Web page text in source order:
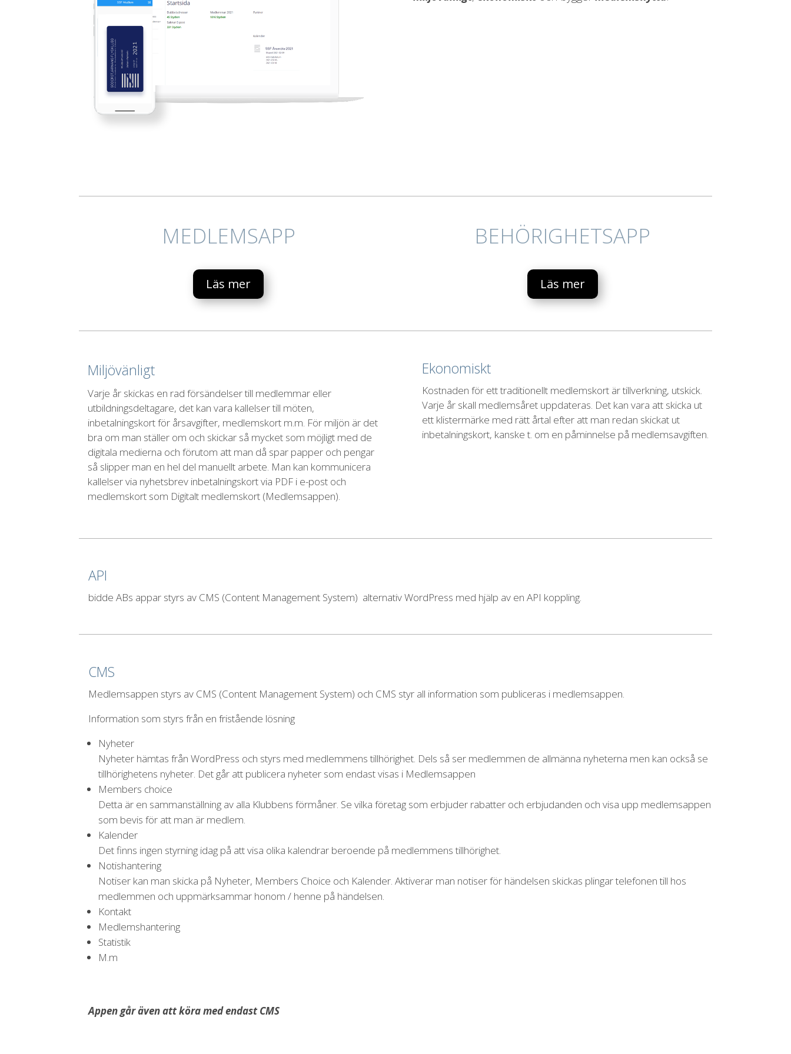
MEDLEMSAPP
Läs mer
BEHÖRIGHETSAPP
Läs mer
Miljövänligt
Varje år skickas en rad försändelser till medlemmar eller
utbildningsdeltagare, det kan vara kallelser till möten,
inbetalningskort för årsavgifter, medlemskort m.m. För miljön är det
bra om man ställer om och skickar så mycket som möjligt med de
digitala medierna och förutom att man då spar papper och pengar
så slipper man en hel del manuellt arbete. Man kan kommunicera
kallelser via nyhetsbrev inbetalningskort via PDF i e-post och
medlemskort som Digitalt medlemskort (Medlemsappen).
Ekonomiskt
Kostnaden för ett traditionellt medlemskort är tillverkning, utskick.
Varje år skall medlemsåret uppdateras. Det kan vara att skicka ut
ett klistermärke med rätt årtal efter att man redan skickat ut
inbetalningskort, kanske t. om en påminnelse på medlemsavgiften.
API
bidde ABs appar styrs av CMS (Content Management System) alternativ WordPress med hjälp av en API koppling.
CMS
Medlemsappen styrs av CMS (Content Management System) och CMS styr all information som publiceras i medlemsappen.
Information som styrs från en fristående lösning
Nyheter
Nyheter hämtas från WordPress och styrs med medlemmens tillhörighet. Dels så ser medlemmen de allmänna nyheterna men kan också se
tillhörighetens nyheter. Det går att publicera nyheter som endast visas i Medlemsappen
Members choice
Detta är en sammanställning av alla Klubbens förmåner. Se vilka företag som erbjuder rabatter och erbjudanden och visa upp medlemsappen
som bevis för att man är medlem.
Kalender
Det finns ingen styrning idag på att visa olika kalendrar beroende på medlemmens tillhörighet.
Notishantering
Notiser kan man skicka på Nyheter, Members Choice och Kalender. Aktiverar man notiser för händelsen skickas plingar telefonen till hos
medlemmen och uppmärksammar honom / henne på händelsen.
Kontakt
Medlemshantering
Statistik
M.m
Appen går även att köra med endast CMS